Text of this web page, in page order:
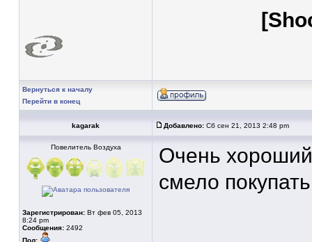
Вернуться к началу
Перейти в конец
kagarak Добавлено: Сб сен 21, 2013 2:48 pm
Повелитель Воздуха
Зарегистрирован: Вт фев 05, 2013
8:24 pm
Сообщения: 2492
Пол:
Очень
смело